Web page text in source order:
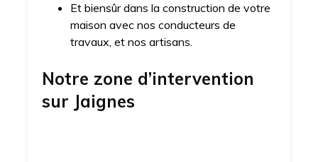
Et biensûr dans la construction de votre
maison avec nos conducteurs de
travaux, et nos artisans.
Notre zone d’intervention
sur Jaignes